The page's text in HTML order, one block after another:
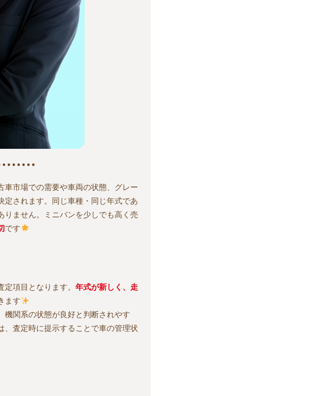
車市場での需要や車両の状態、グレー
定されます。同じ車種・同じ年式であ
りません。ミニバンを少しでも高く売
です
項目となります。 年式が新しく、走
ます
機関系の状態が良好と判断されやす
、査定時に提示することで車の管理状